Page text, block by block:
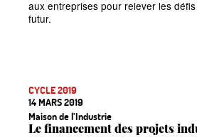
aux entreprises pour relever les défis
futur.
CYCLE 2019
14 MARS 2019
Maison de l’Industrie
Le financement des projets